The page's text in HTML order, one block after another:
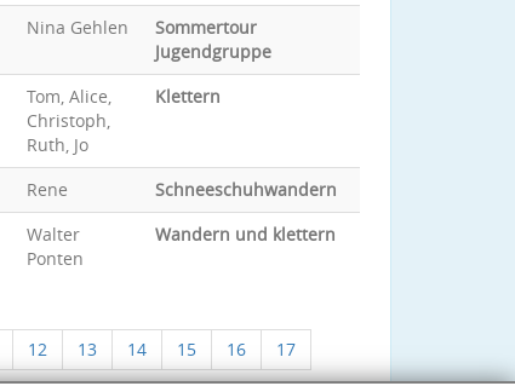
Nina Gehlen
Sommertour
Jugendgruppe
Tom, Alice,
Christoph,
Ruth, Jo
Klettern
Rene
Schneeschuhwandern
Walter
Ponten
Wandern und klettern
12 13 14 15 16
17